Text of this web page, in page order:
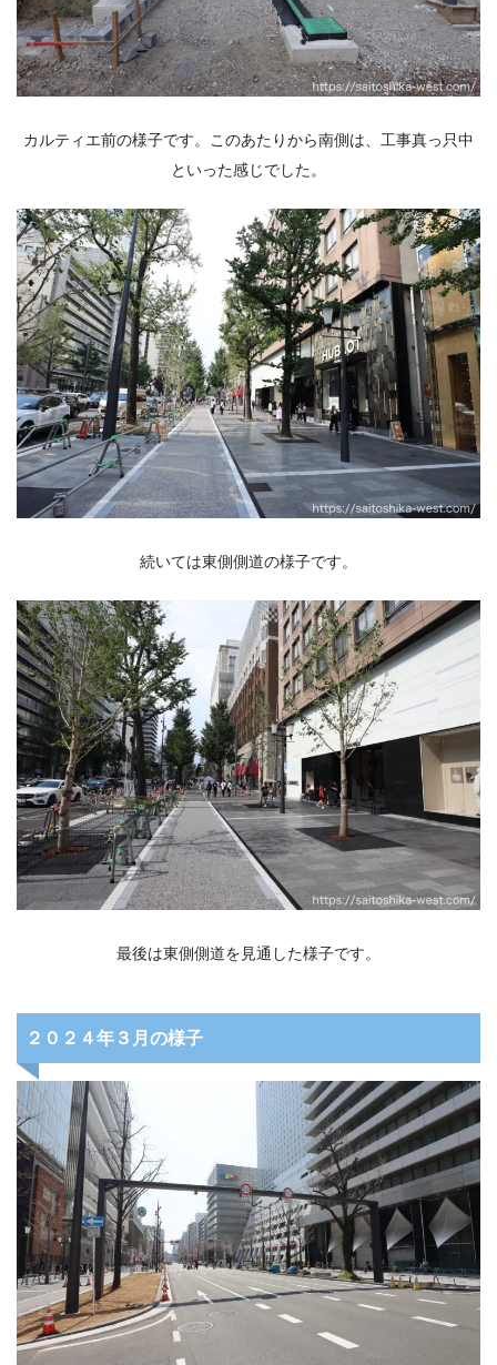
カルティエ前の様子です。このあたりから南側は、工事真っ只中
といった感じでした。
続いては東側側道の様子です。
最後は東側側道を見通した様子です。
２０２４年３月の様子